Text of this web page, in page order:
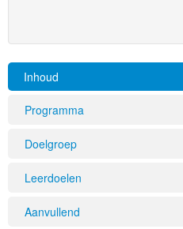
Inhoud
Programma
Doelgroep
Leerdoelen
Aanvullend